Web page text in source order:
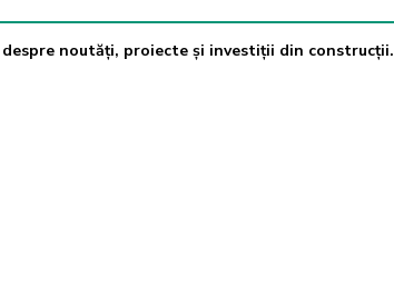
noutăți, proiecte și investiții din construcții.